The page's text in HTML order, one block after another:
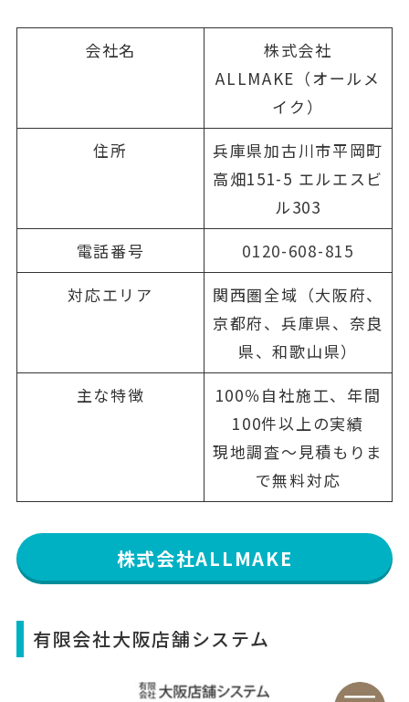
会社名
株式会社
ALLMAKE（オールメ
イク）
住所
兵庫県加古川市平岡町
高畑151-5 エルエスビ
ル303
電話番号
0120-608-815
対応エリア
関西圏全域（大阪府、
京都府、兵庫県、奈良
県、和歌山県）
主な特徴
100％自社施工、年間
100件以上の実績
現地調査〜見積もりま
で無料対応
株式会社ALLMAKE
有限会社大阪店舗システム